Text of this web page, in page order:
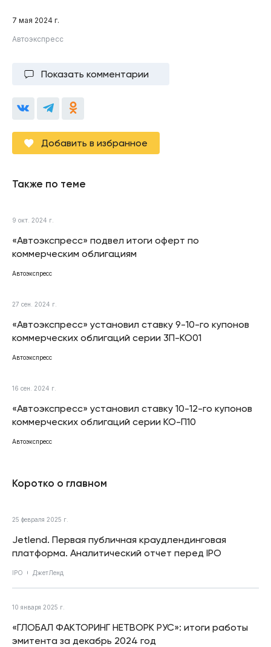
7 мая 2024 г.
Автоэкспресс
Показать комментарии
Добавить в избранное
Также по теме
9 окт. 2024 г.
«Автоэкспресс» подвел итоги оферт по
коммерческим облигациям
Автоэкспресс
27 сен. 2024 г.
«Автоэкспресс» установил ставку 9-10-го купонов
коммерческих облигаций серии 3П-КО01
Автоэкспресс
16 сен. 2024 г.
«Автоэкспресс» установил ставку 10-12-го купонов
коммерческих облигаций серии КО-П10
Автоэкспресс
Коротко о главном
25 февраля 2025 г.
Jetlend. Первая публичная краудлендинговая
платформа. Аналитический отчет перед IPO
IPO ДжетЛенд
10 января 2025 г.
«ГЛОБАЛ ФАКТОРИНГ НЕТВОРК РУС»: итоги работы
эмитента за декабрь 2024 год